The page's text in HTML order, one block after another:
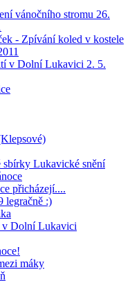
vánočního stromu 26.
- Zpívání koled v kostele
v Dolní Lukavici 2. 5.
sbírky Lukavické snění
přicházejí....
legračně :)
v Dolní Lukavici
máky